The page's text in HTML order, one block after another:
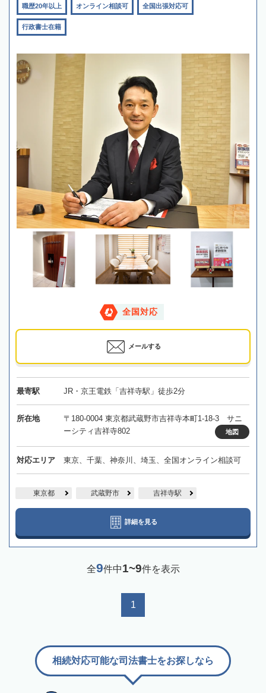
職歴20年以上 オンライン相談可 全国出張対応可
行政書士在籍
全国対応
メールする
最寄駅 JR・京王電鉄「吉祥寺駅」徒歩2分
所在地
〒180-0004 東京都武蔵野市吉祥寺本町1-18-3 サニ
ーシティ吉祥寺802
地図
対応エリア 東京、千葉、神奈川、埼玉、全国オンライン相談可
東京都 武蔵野市 吉祥寺駅
詳細を見る
全9件中1~9件を表示
1
相続対応可能な司法書士をお探しなら